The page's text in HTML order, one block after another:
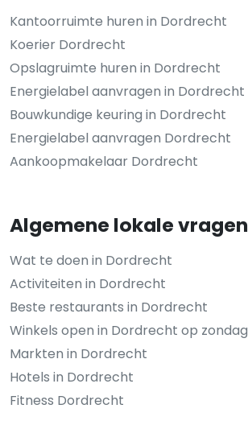
Kantoorruimte huren in Dordrecht
Koerier Dordrecht
Opslagruimte huren in Dordrecht
Energielabel aanvragen in Dordrecht
Bouwkundige keuring in Dordrecht
Energielabel aanvragen Dordrecht
Aankoopmakelaar Dordrecht
Algemene lokale vragen
Wat te doen in Dordrecht
Activiteiten in Dordrecht
Beste restaurants in Dordrecht
Winkels open in Dordrecht op zondag
Markten in Dordrecht
Hotels in Dordrecht
Fitness Dordrecht